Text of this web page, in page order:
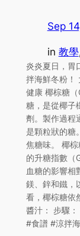
Sep
in 教學
炎炎夏日，胃
拌海鮮冬粉！
健康 椰棕糖
糖，是從椰子
劑。製作過程
是顆粒狀的糖
焦糖味。 椰
的升糖指數（
血糖的影響相
鎂、鋅和鐵，
看，椰棕糖依
醬汁： 步驟
#食譜 #涼拌